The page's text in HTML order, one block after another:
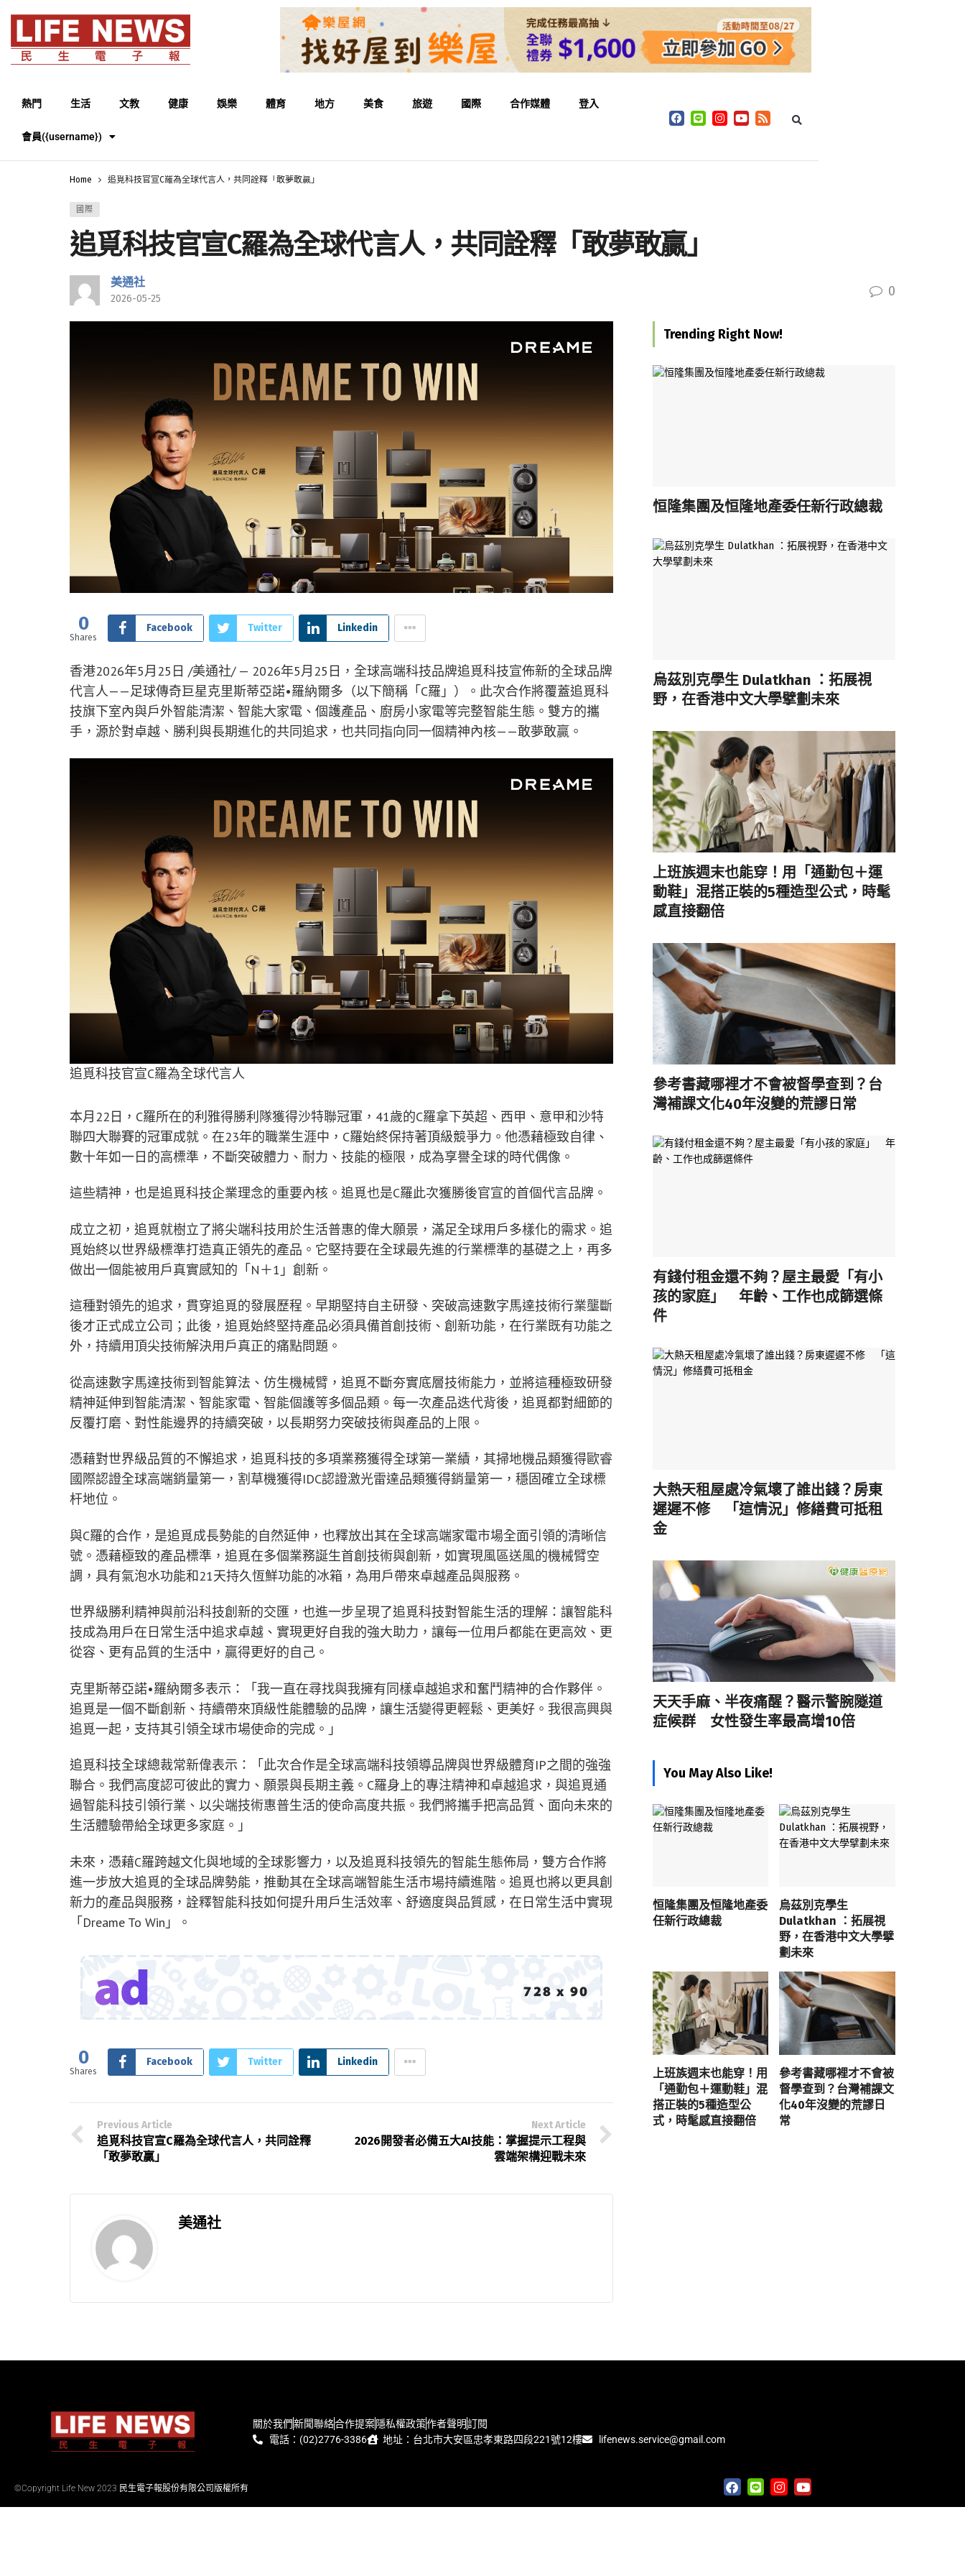
熱門 生活 文教 健康 娛樂 體育 地方 美食 旅遊 國際 合作媒體 登入
會員({username})
Home 追覓科技官宣C羅為全球代言人，共同詮釋「敢夢敢贏」
國際
追覓科技官宣C羅為全球代言人，共同詮釋「敢夢敢贏」
美通社
2026-05-25 0
0
Shares
Facebook Twitter Linkedin
香港2026年5月25日 /美通社/ — 2026年5月25日，全球高端科技品牌追覓科技宣佈新的全球品牌
代言人——足球傳奇巨星克里斯蒂亞諾•羅納爾多（以下簡稱「C羅」）。此次合作將覆蓋追覓科
技旗下室內與戶外智能清潔、智能大家電、個護產品、廚房小家電等完整智能生態。雙方的攜
手，源於對卓越、勝利與長期進化的共同追求，也共同指向同一個精神內核——敢夢敢贏。
追覓科技官宣C羅為全球代言人
本月22日，C羅所在的利雅得勝利隊獲得沙特聯冠軍，41歲的C羅拿下英超、西甲、意甲和沙特
聯四大聯賽的冠軍成就。在23年的職業生涯中，C羅始終保持著頂級競爭力。他憑藉極致自律、
數十年如一日的高標準，不斷突破體力、耐力、技能的極限，成為享譽全球的時代偶像。
這些精神，也是追覓科技企業理念的重要內核。追覓也是C羅此次獲勝後官宣的首個代言品牌。
成立之初，追覓就樹立了將尖端科技用於生活普惠的偉大願景，滿足全球用戶多樣化的需求。追
覓始終以世界級標準打造真正領先的產品。它堅持要在全球最先進的行業標準的基礎之上，再多
做出一個能被用戶真實感知的「N＋1」創新。
這種對領先的追求，貫穿追覓的發展歷程。早期堅持自主研發、突破高速數字馬達技術行業壟斷
後才正式成立公司；此後，追覓始終堅持產品必須具備首創技術、創新功能，在行業既有功能之
外，持續用頂尖技術解決用戶真正的痛點問題。
從高速數字馬達技術到智能算法、仿生機械臂，追覓不斷夯實底層技術能力，並將這種極致研發
精神延伸到智能清潔、智能家電、智能個護等多個品類。每一次產品迭代背後，追覓都對細節的
反覆打磨、對性能邊界的持續突破，以長期努力突破技術與產品的上限。
憑藉對世界級品質的不懈追求，追覓科技的多項業務獲得全球第一業績，其掃地機品類獲得歐睿
國際認證全球高端銷量第一，割草機獲得IDC認證激光雷達品類獲得銷量第一，穩固確立全球標
杆地位。
與C羅的合作，是追覓成長勢能的自然延伸，也釋放出其在全球高端家電市場全面引領的清晰信
號。憑藉極致的產品標準，追覓在多個業務誕生首創技術與創新，如實現風區送風的機械臂空
調，具有氣泡水功能和21天持久恆鮮功能的冰箱，為用戶帶來卓越產品與服務。
世界級勝利精神與前沿科技創新的交匯，也進一步呈現了追覓科技對智能生活的理解：讓智能科
技成為用戶在日常生活中追求卓越、實現更好自我的強大助力，讓每一位用戶都能在更高效、更
從容、更有品質的生活中，贏得更好的自己。
克里斯蒂亞諾•羅納爾多表示：「我一直在尋找與我擁有同樣卓越追求和奮鬥精神的合作夥伴。
追覓是一個不斷創新、持續帶來頂級性能體驗的品牌，讓生活變得更輕鬆、更美好。我很高興與
追覓一起，支持其引領全球市場使命的完成。」
追覓科技全球總裁常新偉表示：「此次合作是全球高端科技領導品牌與世界級體育IP之間的強強
聯合。我們高度認可彼此的實力、願景與長期主義。C羅身上的專注精神和卓越追求，與追覓通
過智能科技引領行業、以尖端技術惠普生活的使命高度共振。我們將攜手把高品質、面向未來的
生活體驗帶給全球更多家庭。」
未來，憑藉C羅跨越文化與地域的全球影響力，以及追覓科技領先的智能生態佈局，雙方合作將
進一步放大追覓的全球品牌勢能，推動其在全球高端智能生活市場持續進階。追覓也將以更具創
新力的產品與服務，詮釋智能科技如何提升用戶生活效率、舒適度與品質感，在日常生活中實現
「Dreame To Win」。
0
Shares
Facebook Twitter Linkedin
Previous Article
追覓科技官宣C羅為全球代言人，共同詮釋
「敢夢敢贏」
Next Article
2026開發者必備五大AI技能：掌握提示工程與
雲端架構迎戰未來
美通社
Trending Right Now!
恒隆集團及恒隆地產委任新行政總裁
烏茲別克學生 Dulatkhan ：拓展視
野，在香港中文大學擘劃未來
上班族週末也能穿！用「通勤包＋運
動鞋」混搭正裝的5種造型公式，時髦
感直接翻倍
參考書藏哪裡才不會被督學查到？台
灣補課文化40年沒變的荒謬日常
有錢付租金還不夠？屋主最愛「有小
孩的家庭」 年齡、工作也成篩選條
件
大熱天租屋處冷氣壞了誰出錢？房東
遲遲不修 「這情況」修繕費可抵租
金
天天手麻、半夜痛醒？醫示警腕隧道
症候群 女性發生率最高增10倍
You May Also Like!
恒隆集團及恒隆地產委
任新行政總裁
烏茲別克學生
Dulatkhan ：拓展視
野，在香港中文大學擘
劃未來
上班族週末也能穿！用
「通勤包＋運動鞋」混
搭正裝的5種造型公
式，時髦感直接翻倍
參考書藏哪裡才不會被
督學查到？台灣補課文
化40年沒變的荒謬日
常
關於我們新聞聯絡合作提案隱私權政策作者聲明訂閱
電話：(02)2776-3386
地址：台北市大安區忠孝東路四段221號12樓 lifenews.service@gmail.com
©Copyright Life New 2023 民生電子報股份有限公司版權所有